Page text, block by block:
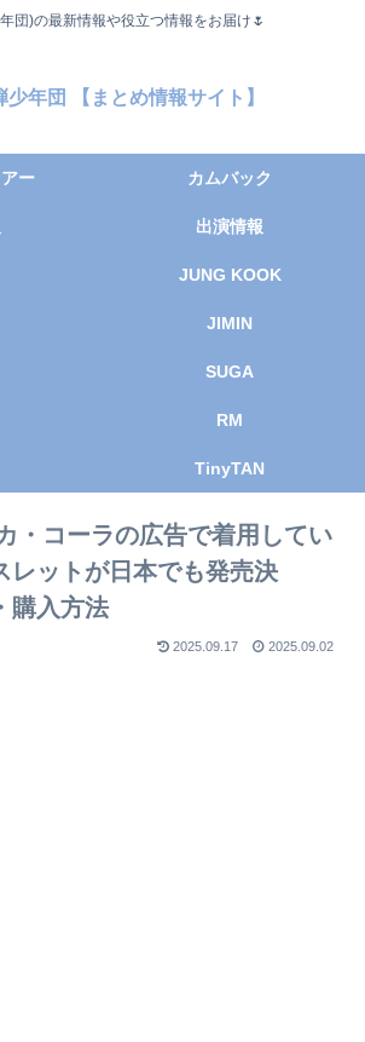
団)の最新情報や役立つ情報をお届け🌷
少年団 【まとめ情報サイト】
ー カムバック
出演情報
JUNG KOOK
JIMIN
SUGA
RM
TinyTAN
・コーラの広告で着用してい
レットが日本でも発売決
購入方法
2025.09.17 2025.09.02